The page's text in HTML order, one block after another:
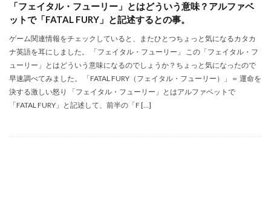
「フェイタル・フューリー」とはどういう意味？アルファベ
ットで「FATAL FURY」と記述するとの事。
ゲーム関連情報をチェックしていると、またひとつちょっと気になるカタカ
ナ英語を耳にしました。 「フェイタル・フューリー」 この「フェイタル・フ
ューリー」とはどういう意味になるのでしょうか？ちょっと気になったので
早速調べてみました。 「FATAL FURY（フェイタル・フューリー）」＝ 運命を
決する激しい怒り 「フェイタル・フューリー」とはアルファベットで
「FATAL FURY」と記述して、前半の「F […]